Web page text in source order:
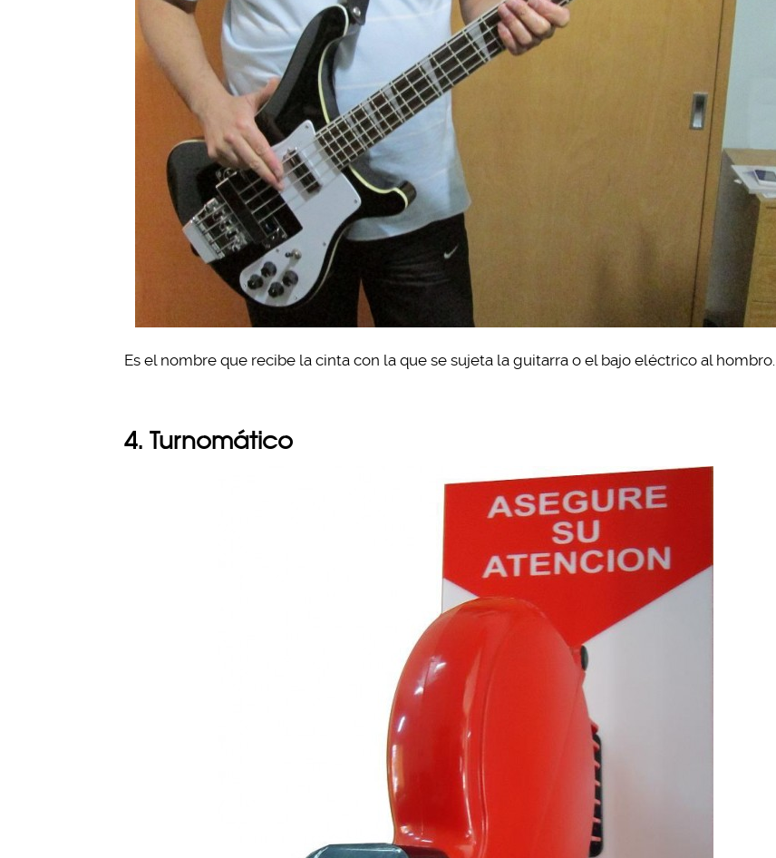
Es el nombre que recibe la cinta con la que se sujeta la guitarra o el bajo eléctrico al hombro.
4. Turnomático